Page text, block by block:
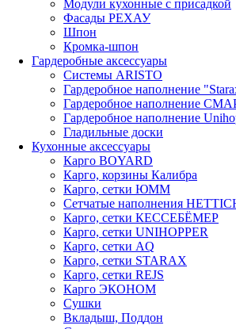
Модули кухонные с присадкой
Фасады РЕХАУ
Шпон
Кромка-шпон
Гардеробные аксессуары
Системы ARISTO
Гардеробное наполнение
Гардеробное наполнение
Гардеробное наполнение
Гладильные доски
Кухонные аксессуары
Карго BOYARD
Карго, корзины Калибра
Карго, сетки ЮММ
Сетчатые наполнения
Карго, сетки КЕССЕБЁМЕР
Карго, сетки UNIHOPPER
Карго, сетки AQ
Карго, сетки STARAX
Карго, сетки REJS
Карго ЭКОНОМ
Сушки
Вкладыш, Поддон